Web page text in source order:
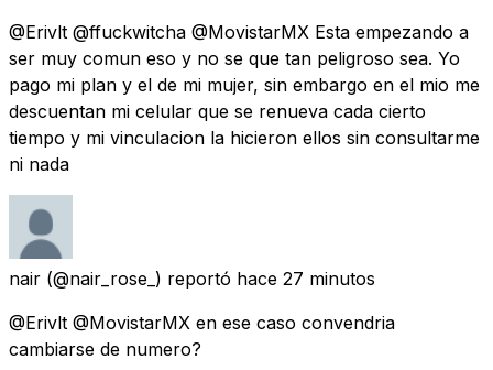
@Erivlt @ffuckwitcha @MovistarMX Esta empezando a
ser muy comun eso y no se que tan peligroso sea. Yo
pago mi plan y el de mi mujer, sin embargo en el mio me
descuentan mi celular que se renueva cada cierto
tiempo y mi vinculacion la hicieron ellos sin consultarme
ni nada
nair (@nair_rose_) reportó hace 27 minutos
@Erivlt @MovistarMX en ese caso convendria
cambiarse de numero?